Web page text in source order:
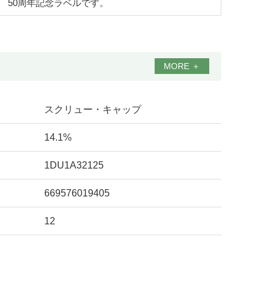
50周年記念ラベルです。
MORE ＋
スクリュー・キャップ
14.1%
1DU1A32125
669576019405
12